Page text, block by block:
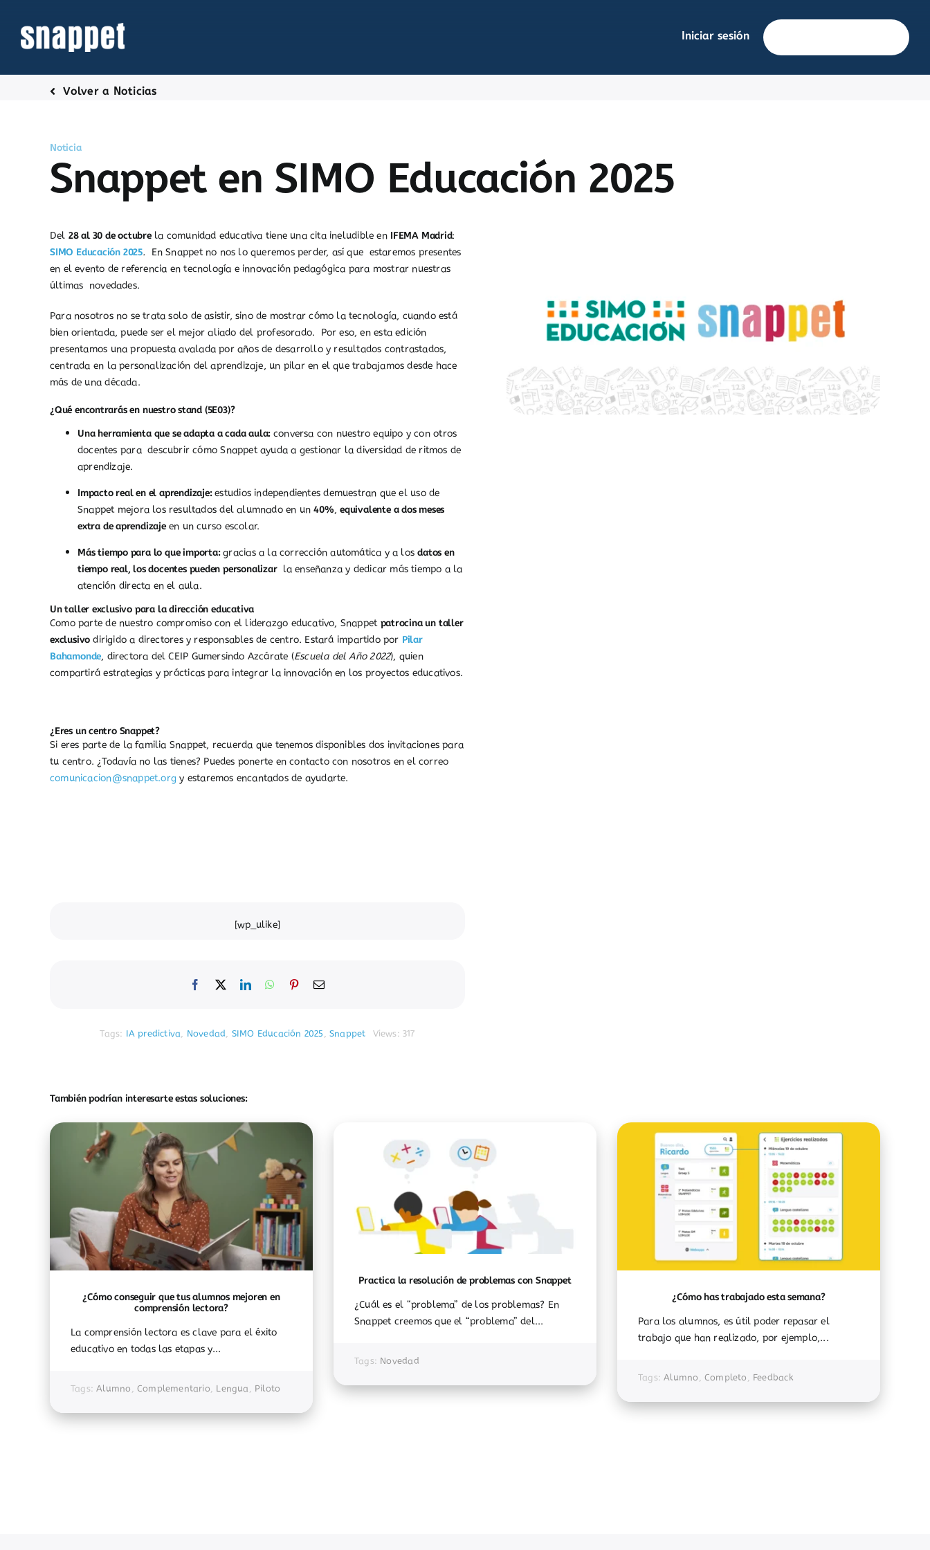
contenido
Iniciar sesión
Volver a Noticias
Noticia
Snappet en SIMO Educación 2025
Del 28 al 30 de octubrela comunidad educativa tiene una cita ineludible en IFEMA Madrid:
SIMO Educación 2025. En Snappet no nos lo queremos perder, así que estaremos presentes
en el evento de referencia en tecnología e innovación pedagógica para mostrar nuestras
últimas novedades.
Para nosotros no se trata solo de asistir, sino de mostrar cómo la tecnología, cuando está
bien orientada, puede ser el mejor aliado del profesorado. Por eso, en esta edición
presentamos una propuesta avalada por años de desarrollo y resultados contrastados,
centrada en la personalización del aprendizaje, un pilar en el que trabajamos desde hace
más de una década.
¿Qué encontrarás en nuestro stand (5E03)?
Una herramienta que se adapta a cada aula: conversa con nuestro equipo y con otros
docentes para descubrir cómo Snappet ayuda a gestionar la diversidad de ritmos de
aprendizaje.
Impacto real en el aprendizaje:estudios independientes demuestran que el uso de
Snappet mejora los resultados del alumnado en un40%,equivalente a dos meses
extra de aprendizajeen un curso escolar.
Más tiempo para lo que importa:gracias a la corrección automática y a losdatos en
tiempo real, los docentes pueden personalizar la enseñanza y dedicar más tiempo a la
atención directa en el aula.
Un taller exclusivo para la dirección educativa
Como parte de nuestro compromiso con el liderazgo educativo, Snappet patrocina un taller
exclusivo dirigido a directores y responsables de centro. Estará impartido por Pilar
Bahamonde, directora del CEIP Gumersindo Azcárate (Escuela del Año 2022), quien
compartirá estrategias y prácticas para integrar la innovación en los proyectos educativos.
¿Eres un centro Snappet?
Si eres parte de la familia Snappet, recuerda que tenemos disponibles dos invitaciones para
tu centro. ¿Todavía no las tienes? Puedes ponerte en contacto con nosotros en el correo
comunicacion@snappet.org y estaremos encantados de ayudarte.
[wp_ulike]
Tags: IA predictiva, Novedad, SIMO Educación 2025,Snappet Views: 317
También podrían interesarte estas soluciones:
¿Cómo conseguir que tus alumnos mejoren en
comprensión lectora?
La comprensión lectora es clave para el éxito
educativo en todas las etapas y...
Tags:Alumno, Complementario, Lengua, Piloto
Practica la resolución de problemas con Snappet
¿Cuál es el “problema” de los problemas? En
Snappet creemos que el “problema” del...
Tags: Novedad
¿Cómo has trabajado esta semana?
Para los alumnos, es útil poder repasar el
trabajo que han realizado, por ejemplo,...
Tags:Alumno, Completo, Feedback